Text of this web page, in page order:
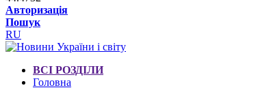
Авторизація
Пошук
RU
ВСІ РОЗДІЛИ
Головна